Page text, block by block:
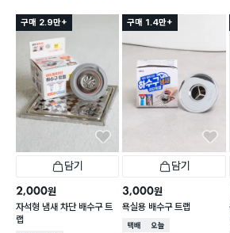
구매 2.9만+
담기
2,000원
자석형 냄새 차단 배수구 트
랩
구매 1.4만+
담기
3,000원
욕실용 배수구 트랩
택배배송오늘배송